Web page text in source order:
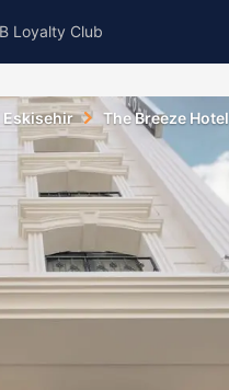
Loyalty Club
Eskisehir The Breeze Hotel